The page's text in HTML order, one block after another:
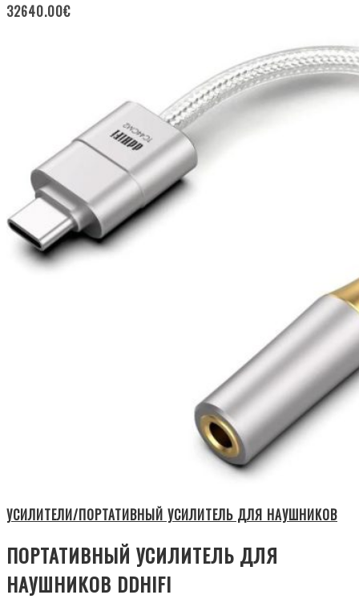
32640.00€
УСИЛИТЕЛИ/ПОРТАТИВНЫЙ УСИЛИТЕЛЬ ДЛЯ НАУШНИКОВ
ПОРТАТИВНЫЙ УСИЛИТЕЛЬ ДЛЯ
НАУШНИКОВ DDHIFI